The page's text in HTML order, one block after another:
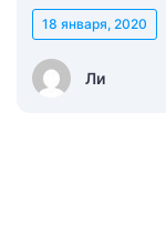
Ли
18 января, 2020